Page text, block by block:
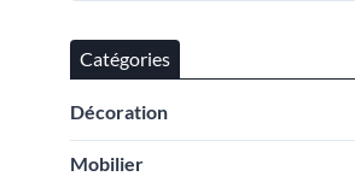
Catégories
Décoration
Mobilier